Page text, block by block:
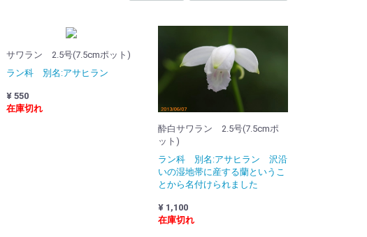
サワラン 2.5号(7.5cmポット)
ラン科 別名:アサヒラン
¥ 550
在庫切れ
酔白サワラン 2.5号(7.5cmポ
ット)
ラン科 別名:アサヒラン 沢沿
いの湿地帯に産する蘭というこ
とから名付けられました
¥ 1,100
在庫切れ